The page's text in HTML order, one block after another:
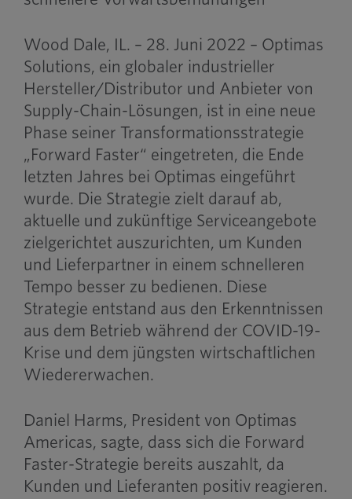
Wood Dale, IL. – 28. Juni 2022 – Optimas
Solutions, ein globaler industrieller
Hersteller/Distributor und Anbieter von
Supply-Chain-Lösungen, ist in eine neue
Phase seiner Transformationsstrategie
„Forward Faster“ eingetreten, die Ende
letzten Jahres bei Optimas eingeführt
wurde. Die Strategie zielt darauf ab,
aktuelle und zukünftige Serviceangebote
zielgerichtet auszurichten, um Kunden
und Lieferpartner in einem schnelleren
Tempo besser zu bedienen. Diese
Strategie entstand aus den Erkenntnissen
aus dem Betrieb während der COVID-19-
Krise und dem jüngsten wirtschaftlichen
Wiedererwachen.
Daniel Harms, President von Optimas
Americas, sagte, dass sich die Forward
Faster-Strategie bereits auszahlt, da
Kunden und Lieferanten positiv reagieren.